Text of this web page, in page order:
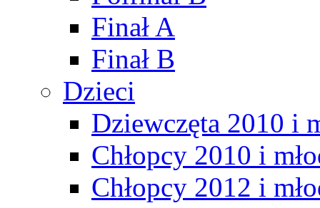
Finał A
Finał B
Dzieci
Dziewczęta 2010 i
Chłopcy 2010 i
Chłopcy 2012 i